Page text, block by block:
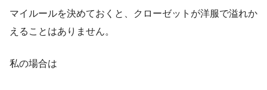
マイルールを決めておくと、クローゼットが洋服で溢れか
えることはありません。
私の場合は